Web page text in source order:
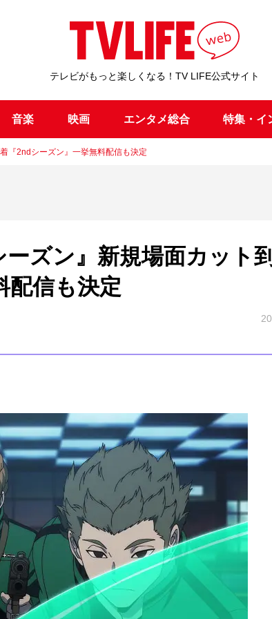
テレビがもっと楽しくなる！TV LIFE公式サイト
音楽 映画 エンタメ総合 特集・イ
『2ndシーズン』一挙無料配信も決定
ズン』新規場面カット
配信も決定